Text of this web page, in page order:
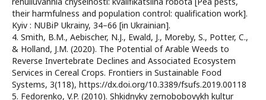
their harmfulness and population control: qualification work].
Kyiv : NUBiP Ukrainy, 34–66 [in Ukrainian].
4. Smith, B.M., Aebischer, N.J., Ewald, J., Moreby, S., Potter, C.,
& Holland, J.M. (2020). The Potential of Arable Weeds to
Reverse Invertebrate Declines and Associated Ecosystem
Services in Cereal Crops. Frontiers in Sustainable Food
Systems, 3(118), https://dx.doi.org/10.3389/fsufs.2019.00118
5. Fedorenko, V.P. (2010). Shkidnyky zernobobovykh kultur